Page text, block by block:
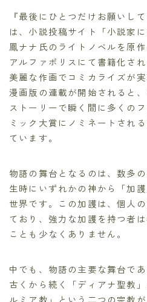
『最後にひとつだけお願いし
は、小説投稿サイト「小説家
鳳ナナ氏のライトノベルを原
アルファポリスにて書籍化さ
美麗な作画でコミカライズが
漫画版の連載が開始されると
ストーリーで瞬く間に多くの
ミック大賞にノミネートされ
ています。
物語の舞台となるのは、数多
生時にいずれかの神から「加
世界です。この加護は、個人
ており、強力な加護を持つ者
ことも少なくありません。
中でも、物語の主要な舞台で
古くから続く「ディアナ聖教
ルミア教」という二つの宗教